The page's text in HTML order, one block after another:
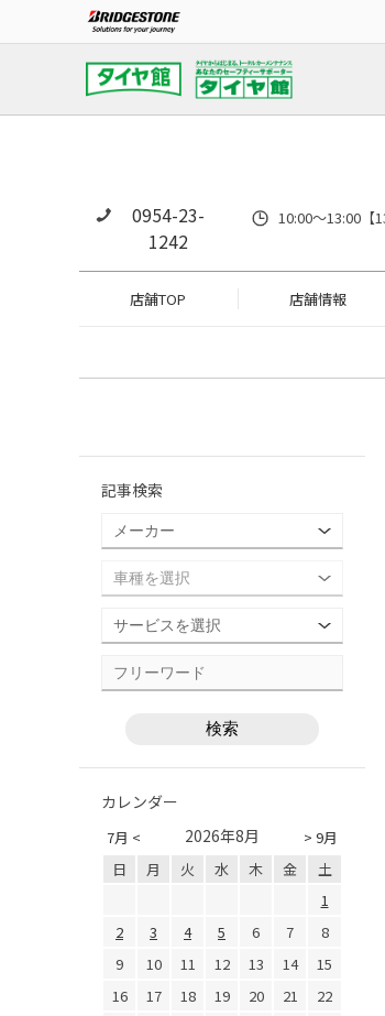
0954-23-
1242
10:00～13:00【
店舗TOP 店舗情報
記事検索
カレンダー
7月 < > 9月
2026年8月
日 月 火 水 木 金
土
1
2
3 4 5 6 7
8
9
10 11 12 13 14
15
16
17 18 19 20 21
22